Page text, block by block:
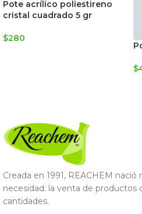
Pote acrílico poliestireno
cristal cuadrado 5 gr
$280
$
Creada en 1991, REACHEM
necesidad: la venta de productos
cantidades.